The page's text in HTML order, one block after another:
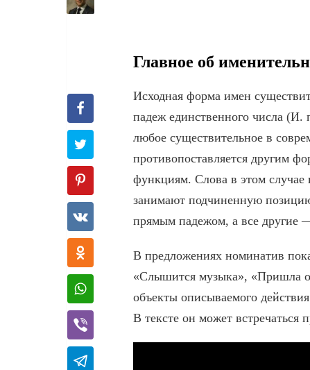
Главное об
Исходная форма имен
падеж единственного числа
любое существительное в
противопоставляется другим
функциям. Слова в этом
занимают подчиненную
прямым падежом, а все другие
В предложениях номинатив
«Слышится музыка», «Пришла
объекты описываемого
В тексте он может встречаться